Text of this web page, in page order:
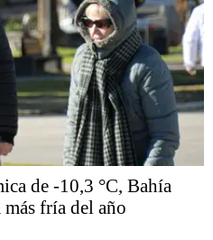
de -10,3 °C, Bahía
fría del año